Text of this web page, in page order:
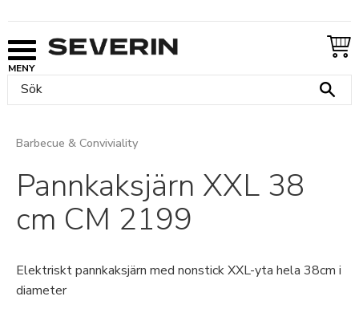
Barbecue & Conviviality
Pannkaksjärn XXL 38
cm CM 2199
Elektriskt pannkaksjärn med nonstick XXL-yta hela 38cm i
diameter